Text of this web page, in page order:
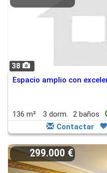
38
Espacio amplio con
136 m² 3 dorm. 2 baños
Contactar
299.000 €